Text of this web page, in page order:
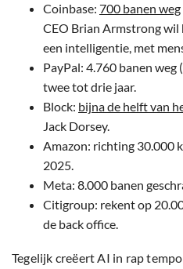
Coinbase: 700 banen weg
CEO Brian Armstrong wil
een intelligentie, met
PayPal: 4.760 banen
twee tot drie jaar.
Block: bijna de helft van
Jack Dorsey.
Amazon: richting 30.000
2025.
Meta: 8.000 banen
Citigroup: rekent op
de back office.
Tegelijk creëert AI in rap